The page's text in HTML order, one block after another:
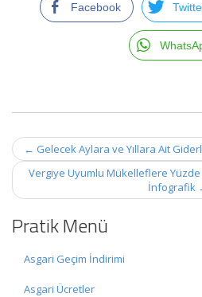
Facebook
Post
navigation
← Gelecek Aylara ve Yıllara Ait
Vergiye Uyumlu Mükelleflere
İnfografik
Pratik Menü
Asgari Geçim İndirimi
Asgari Ücretler